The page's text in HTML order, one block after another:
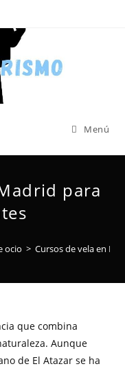
Menú
para
ocio > Cursos de vela en
que combina
Aunque
de El Atazar se ha